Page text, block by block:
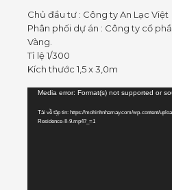
Chủ đầu tư : Công ty An Lạc Việt
Phân phối dự án : Công ty cổ
Vàng.
Tỉ lệ 1/300
Kích thước 1,5 x 3,0m
Trình
chơi
Video
Media error: Format(s) not supported or
Tải về tập tin: https://mohinhnhamay.com/wp-content/
Residence-II-9.mp4?_=1